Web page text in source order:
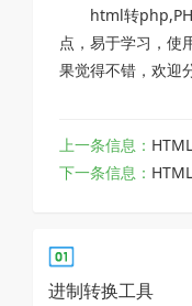
html转
点，易于学习，
果觉得不错，欢迎
上一条信息：
下一条信息：
进制转换工具